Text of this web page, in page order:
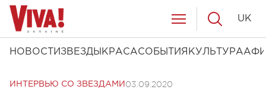
НОВОСТИ ЗВЕЗДЫ КРАСАСОБЫТИЯ КУЛЬТУРА
UK
ИНТЕРВЬЮ СО ЗВЕЗДАМИ 03.09.2020